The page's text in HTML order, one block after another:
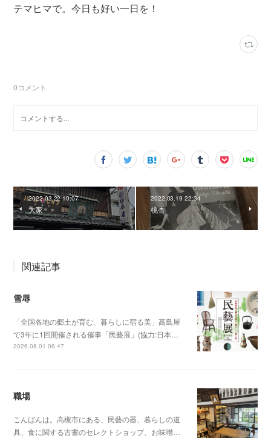
テマヒマで。今日も好い一日を！
0コメント
2022.03.22 10:07
大家
2022.03.19 22:34
桃杏
関連記事
雪辱
「全国各地の郷土が育む、暮らしに宿る美」高島屋
で3年に1回開催される催事「民藝展」(協力:日本…
2026.08.01 06:47
職場
こんばんは。高槻市にある、民藝の器、暮らしの道
具、食に関する古書のセレクトショップ、お味噌…